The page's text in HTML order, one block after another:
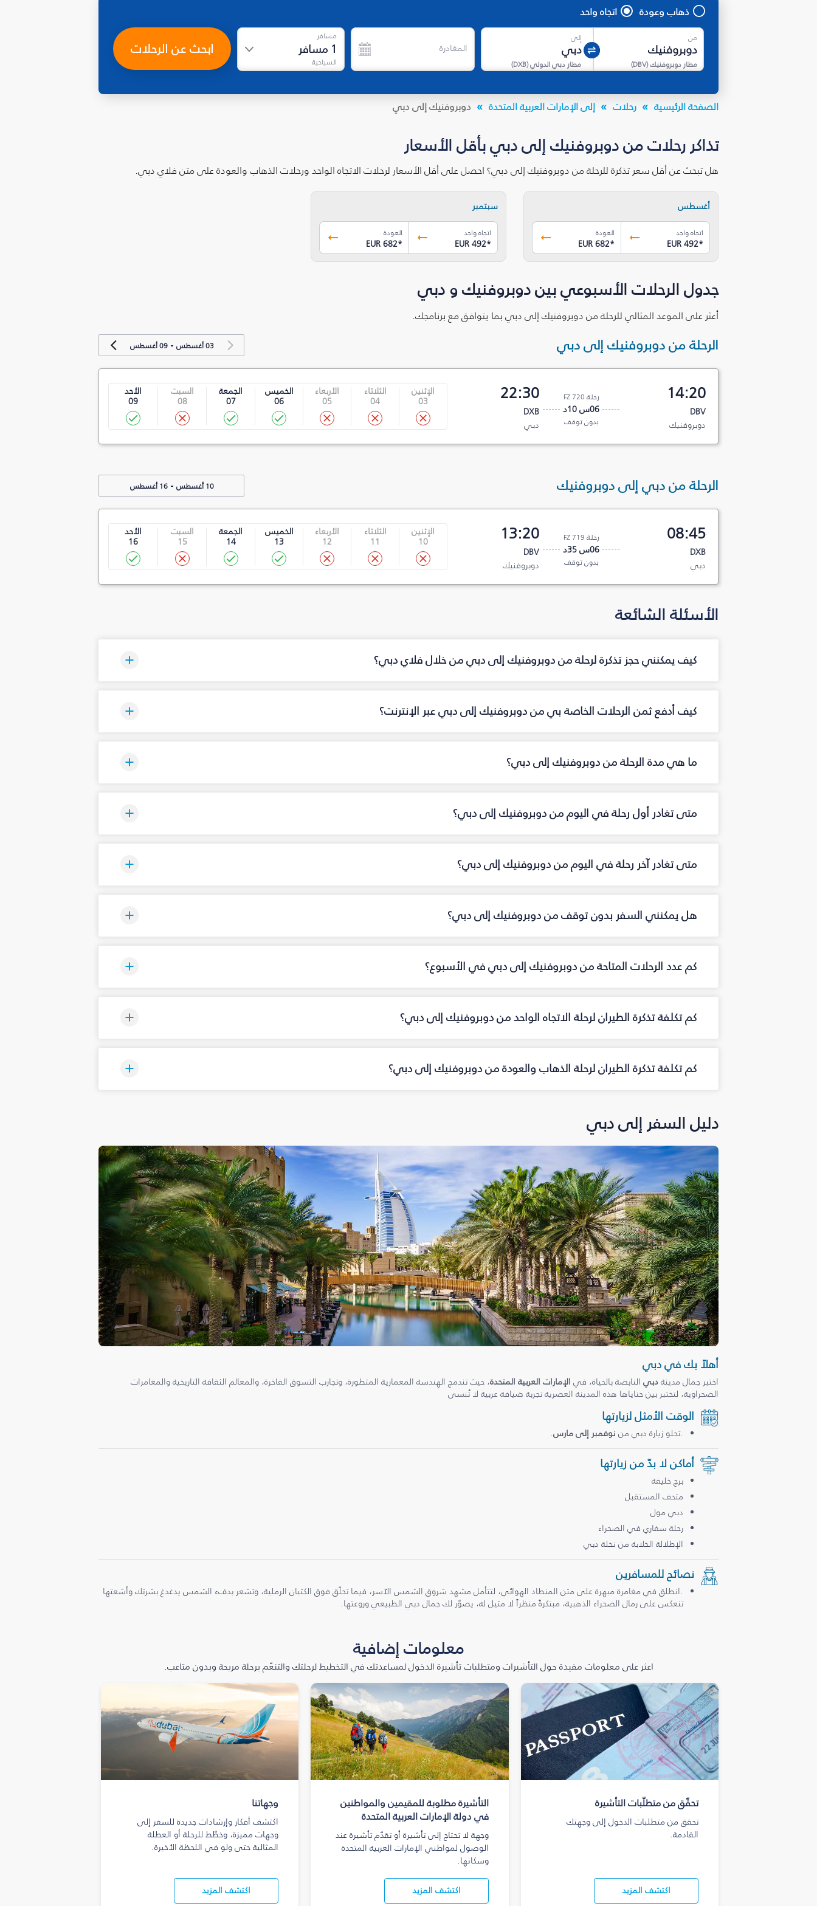
ذهاب وعودة اتجاه واحد
من
مطار دوبروفنيك(
DBV
)
إلى
مطار دبي الدولي(
DXB
)
المغادرة
مسافر
1 مسافر
السياحية
ابحث عن الرحلات
الصفحة الرئيسية رحلات إلى الإمارات العربية المتحدة دوبروفنيك إلى دبي
تذاكر رحلات من دوبروفنيك إلى دبي بأقل الأسعار
هل تبحث عن أقل سعر تذكرة للرحلة من دوبروفنيك إلى دبي؟ احصل على أقل الأسعار لرحلات الاتجاه الواحد ورحلات الذهاب والعودة على متن فلاي دبي.
أغسطس
اتجاه واحد
EUR 492*
العودة
EUR 682*
سبتمبر
اتجاه واحد
EUR 492*
العودة
EUR 682*
جدول الرحلات الأسبوعي بين دوبروفنيك و دبي
أعثر على الموعد المثالي للرحلة من دوبروفنيك إلى دبي بما يتوافق مع برنامجك.
الرحلة من دوبروفنيك إلى دبي 03 أغسطس -09 أغسطس
14:20
DBV
دوبروفنيك
رحلة FZ 720
06س 10د
بدون توقف
22:30
DXB
دبي
الإثنين
03
الثلاثاء
04
الأربعاء
05
الخميس
06
الجمعة
07
السبت
08
الأحد
09
الرحلة من دبي إلى دوبروفنيك 10 أغسطس -16 أغسطس
08:45
DXB
دبي
رحلة FZ 719
06س 35د
بدون توقف
13:20
DBV
دوبروفنيك
الإثنين
10
الثلاثاء
11
الأربعاء
12
الخميس
13
الجمعة
14
السبت
15
الأحد
16
الأسئلة الشائعة
كيف يمكنني حجز تذكرة لرحلة من دوبروفنيك إلى دبي من خلال فلاي دبي؟
كيف أدفع ثمن الرحلات الخاصة بي من دوبروفنيك إلى دبي عبر الإنترنت؟
ما هي مدة الرحلة من دوبروفنيك إلى دبي؟
متى تغادر أول رحلة في اليوم من دوبروفنيك إلى دبي؟
متى تغادر آخر رحلة في اليوم من دوبروفنيك إلى دبي؟
هل يمكنني السفر بدون توقف من دوبروفنيك إلى دبي؟
كم عدد الرحلات المتاحة من دوبروفنيك إلى دبي في الأسبوع؟
كم تكلفة تذكرة الطيران لرحلة الاتجاه الواحد من دوبروفنيك إلى دبي؟
كم تكلفة تذكرة الطيران لرحلة الذهاب والعودة من دوبروفنيك إلى دبي؟
دليل السفر إلى دبي
أهلاً بك في دبي
اختبر جمال مدينةدبي النابضة بالحياة، في الإمارات العربية المتحدة، حيث تندمج الهندسة المعمارية المتطورة، وتجارب التسوق الفاخرة، والمعالم الثقافة التاريخية والمغامرات
الصحراوية، لتختبر بين حناياها هذه المدينة العصرية تجربة ضيافة عربية لا تُنسى
الوقت الأمثل لزيارتها
.تحلو زيارة دبي من نوفمبر إلى مارس.
أماكن لا بدّ من زيارتها
برج خليفة
متحف المستقبل
دبي مول
رحلة سفاري في الصحراء
الإطلالة الخلابة من نخلة دبي
نصائح للمسافرين
.انطلق في مغامرة مبهرة على متن المنطاد الهوائي، لتتأمل مشهد شروق الشمس الآسر، فيما تحلّق فوق الكثبان الرملية، وتشعر بدفء الشمس يدغدغ بشرتك وأشعتها
تنعكس على رمال الصحراء الذهبية، مبتكرةً منظراً لا مثيل له، يصوّر لك جمال دبي الطبيعي وروعتها.
معلومات إضافية
اعثر على معلومات مفيدة حول التأشيرات ومتطلبات تأشيرة الدخول لمساعدتك في التخطيط لرحلتك والتنعّم برحلة مريحة وبدون متاعب.
تحقّق من متطلّبات التأشيرة
تحقق من متطلبات الدخول إلى وجهتك
القادمة.
اكتشف المزيد
التأشيرة مطلوبة للمقيمين والمواطنين
في دولة الإمارات العربية المتحدة
وجهة لا تحتاج إلى تأشيرة أو تقدّم تأشيرة عند
الوصول لمواطني الإمارات العربية المتحدة
وسكانها.
اكتشف المزيد
وجهاتنا
اكتشف أفكار وإرشادات جديدة للسفر إلى
وجهات مميزة، وخطّط للرحلة أو العطلة
المثالية حتى ولو في اللحظة الأخيرة.
اكتشف المزيد